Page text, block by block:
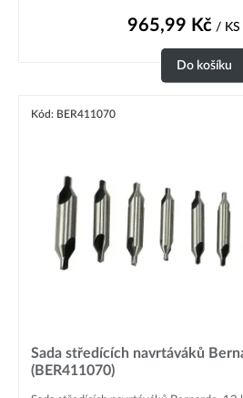
965,99 Kč / KS
Do košíku
Kód: BER411070
Sada středících navrtáváků
(BER411070)